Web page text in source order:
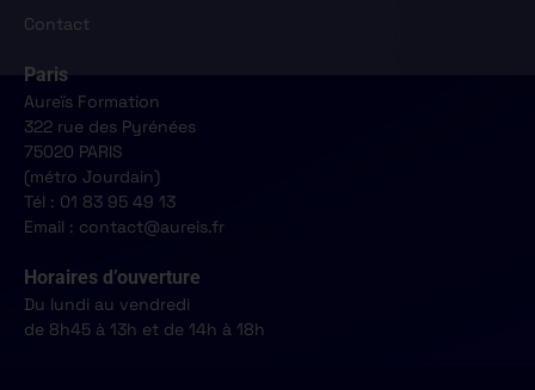
Contact
Paris
Aureïs Formation
322 rue des Pyrénées
75020 PARIS
(métro Jourdain)
Tél : 01 83 95 49 13
Email : contact@aureis.fr
Horaires d’ouverture
Du lundi au vendredi
de 8h45 à 13h et de 14h à 18h